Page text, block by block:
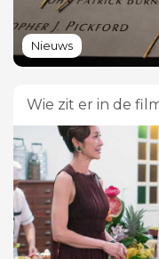
Nieuws
Wie zit er in de